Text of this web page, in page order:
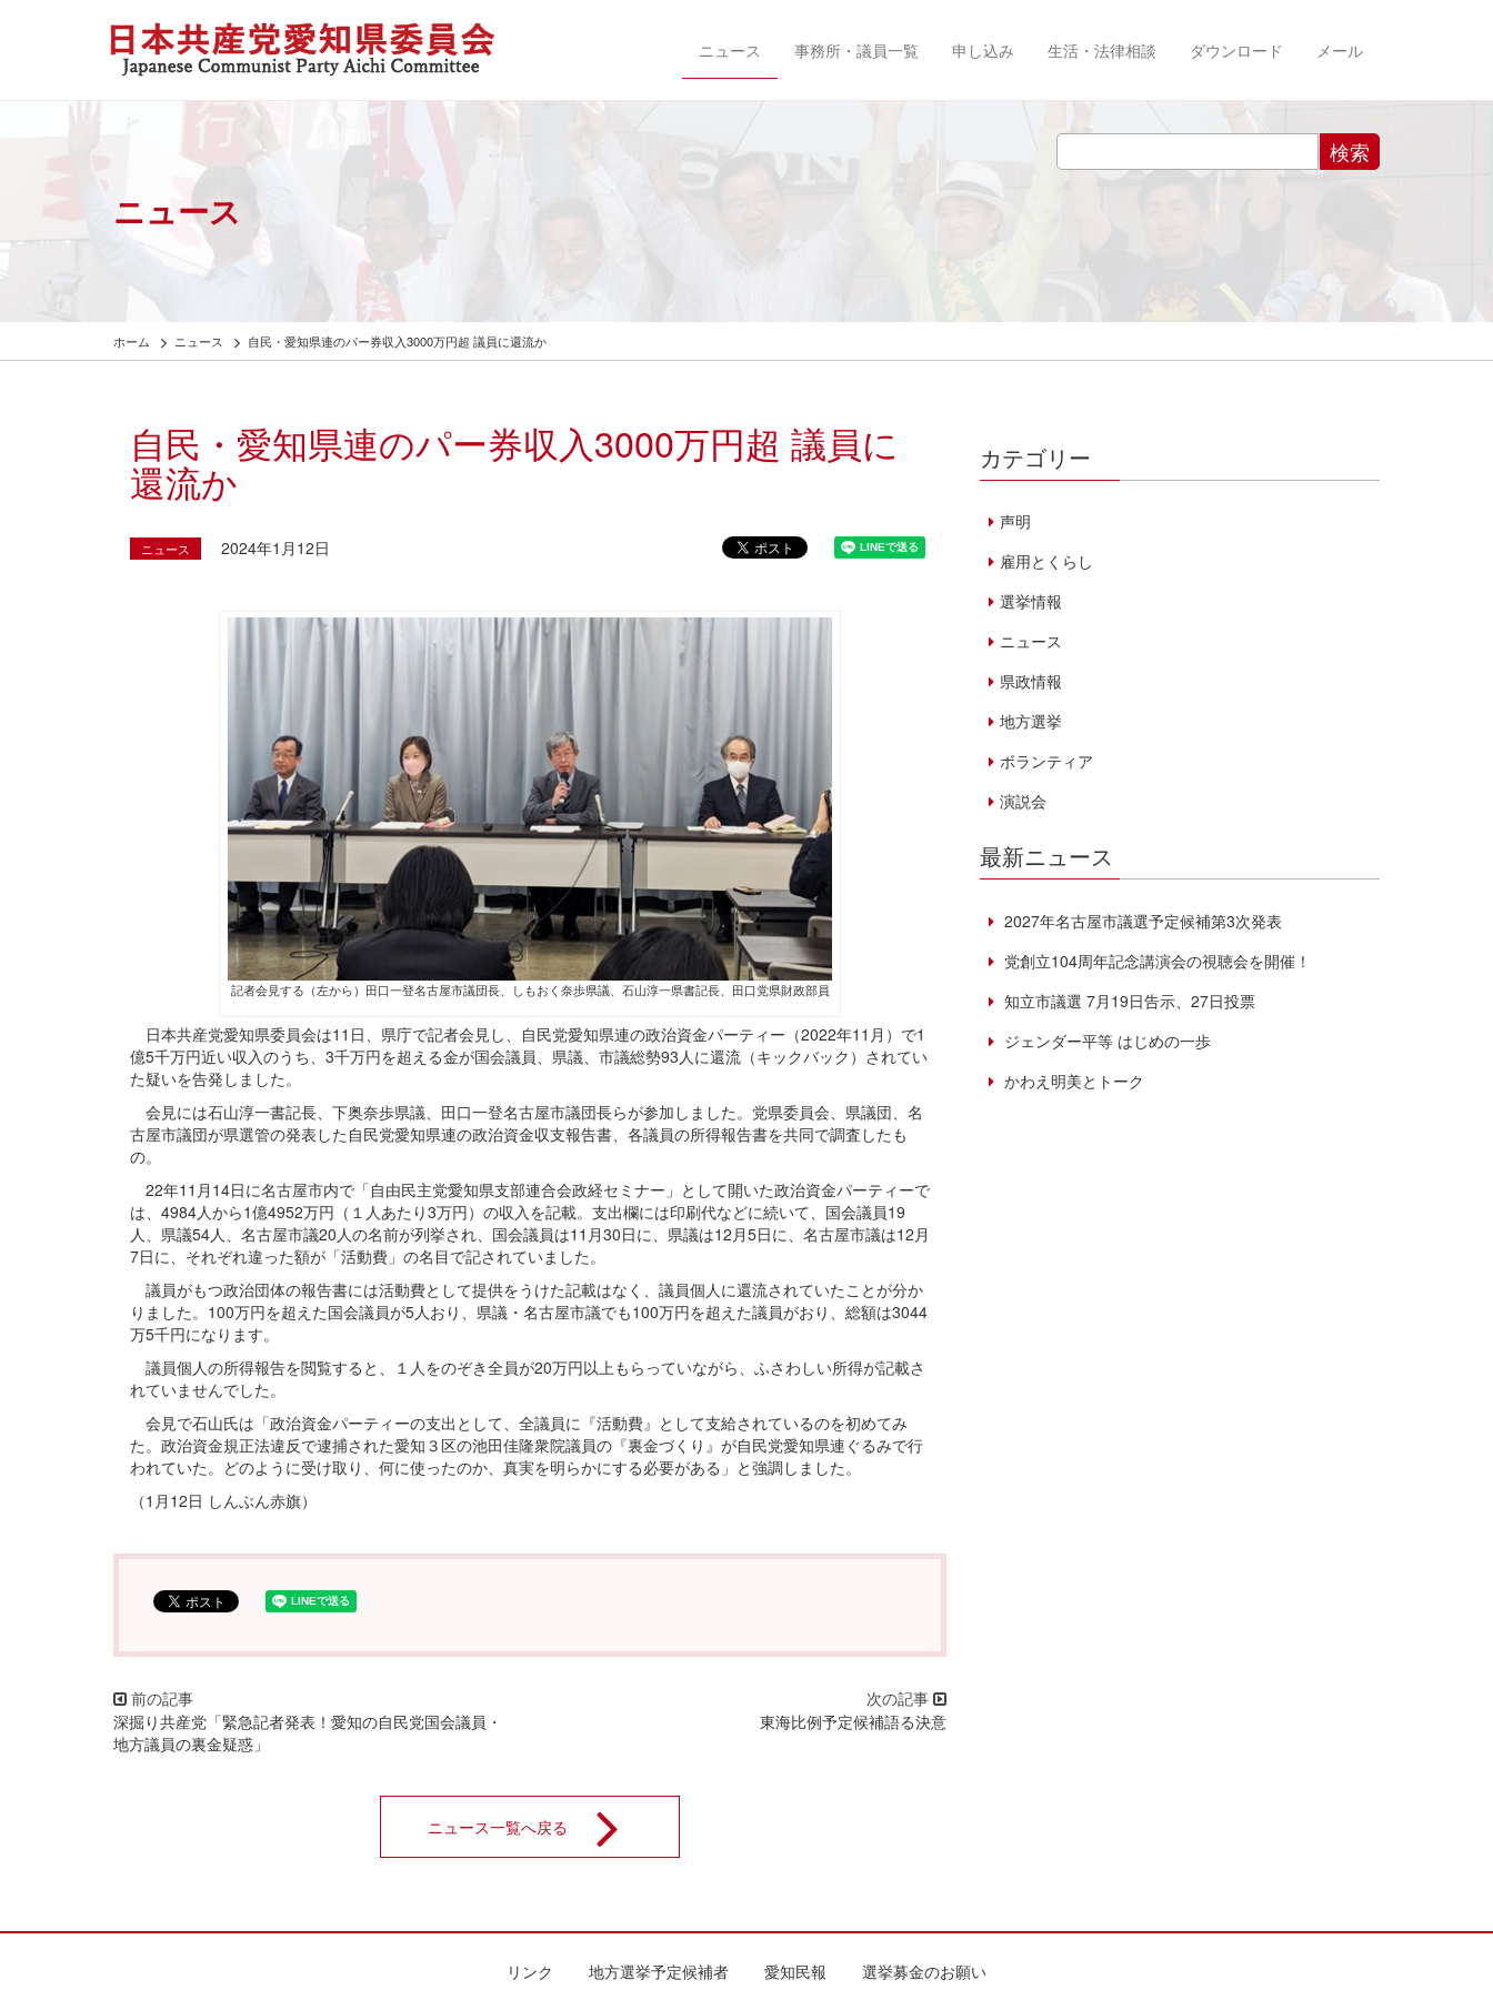
ニュース 事務所・議員一覧 申し込み 生活・法律相談 ダウンロード メール
ニュース
ホーム ニュース 自民・愛知県連のパー券収入3000万円超 議員に還流か
自民・愛知県連のパー券収入3000万円超 議員に
還流か
ニュース 2024年1月12日
記者会見する（左から）田口一登名古屋市議団長、しもおく奈歩県議、石山淳一県書記長、田口党県財政部員
日本共産党愛知県委員会は11日、県庁で記者会見し、自民党愛知県連の政治資金パーティー（2022年11月）で1
億5千万円近い収入のうち、3千万円を超える金が国会議員、県議、市議総勢93人に還流（キックバック）されてい
た疑いを告発しました。
会見には石山淳一書記長、下奥奈歩県議、田口一登名古屋市議団長らが参加しました。党県委員会、県議団、名
古屋市議団が県選管の発表した自民党愛知県連の政治資金収支報告書、各議員の所得報告書を共同で調査したも
の。
22年11月14日に名古屋市内で「自由民主党愛知県支部連合会政経セミナー」として開いた政治資金パーティーで
は、4984人から1億4952万円（１人あたり3万円）の収入を記載。支出欄には印刷代などに続いて、国会議員19
人、県議54人、名古屋市議20人の名前が列挙され、国会議員は11月30日に、県議は12月5日に、名古屋市議は12月
7日に、それぞれ違った額が「活動費」の名目で記されていました。
議員がもつ政治団体の報告書には活動費として提供をうけた記載はなく、議員個人に還流されていたことが分か
りました。100万円を超えた国会議員が5人おり、県議・名古屋市議でも100万円を超えた議員がおり、総額は3044
万5千円になります。
議員個人の所得報告を閲覧すると、１人をのぞき全員が20万円以上もらっていながら、ふさわしい所得が記載さ
れていませんでした。
会見で石山氏は「政治資金パーティーの支出として、全議員に『活動費』として支給されているのを初めてみ
た。政治資金規正法違反で逮捕された愛知３区の池田佳隆衆院議員の『裏金づくり』が自民党愛知県連ぐるみで行
われていた。どのように受け取り、何に使ったのか、真実を明らかにする必要がある」と強調しました。
（1月12日 しんぶん赤旗）
深掘り共産党「緊急記者発表！愛知の自民党国会議員・
地方議員の裏金疑惑」
東海比例予定候補語る決意
ニュース一覧へ戻る
カテゴリー
声明
雇用とくらし
選挙情報
ニュース
県政情報
地方選挙
ボランティア
演説会
最新ニュース
2027年名古屋市議選予定候補第3次発表
党創立104周年記念講演会の視聴会を開催！
知立市議選 7月19日告示、27日投票
ジェンダー平等 はじめの一歩
かわえ明美とトーク
リンク 地方選挙予定候補者 愛知民報 選挙募金のお願い